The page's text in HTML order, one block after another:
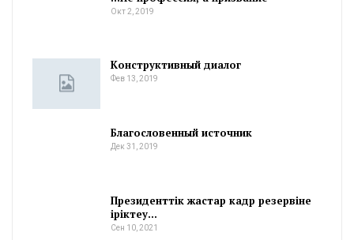
Окт 2, 2019
Конструктивный диалог
Фев 13, 2019
Благословенный источник
Дек 31, 2019
Президенттік жастар кадр резервіне
іріктеу…
Сен 10, 2021